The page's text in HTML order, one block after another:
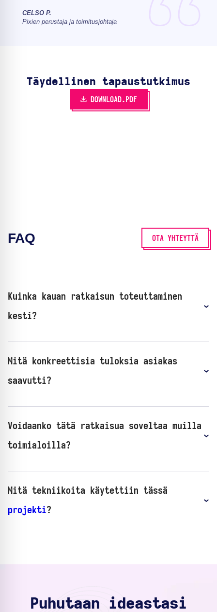
CELSO P.
Pixien perustaja ja toimitusjohtaja
Täydellinen tapaustutkimus
DOWNLOAD.PDF
FAQ OTA YHTEYTTÄ
Kuinka kauan ratkaisun toteuttaminen
kesti?
Mitä konkreettisia tuloksia asiakas
saavutti?
Voidaanko tätä ratkaisua soveltaa muilla
toimialoilla?
Mitä tekniikoita käytettiin tässä
projekti?
Puhutaan ideastasi